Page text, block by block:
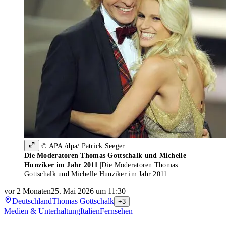
© APA /dpa/ Patrick Seeger
Die Moderatoren Thomas Gottschalk und Michelle
Hunziker im Jahr 2011 |Die Moderatoren Thomas
Gottschalk und Michelle Hunziker im Jahr 2011
vor 2 Monaten25. Mai 2026 um 11:30
DeutschlandThomas Gottschalk +3
Medien & UnterhaltungItalienFernsehen